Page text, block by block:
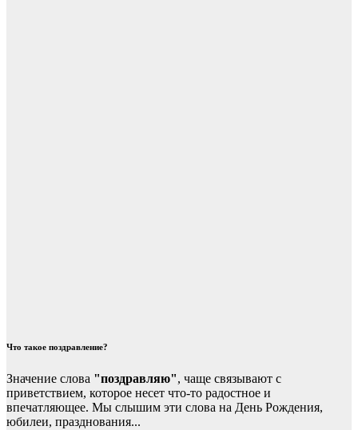
Что такое поздравление?
Значение слова "поздравляю", чаще связывают с
приветствием, которое несет что-то радостное и
впечатляющее. Мы слышим эти слова на День Рождения,
юбилеи, празднования...